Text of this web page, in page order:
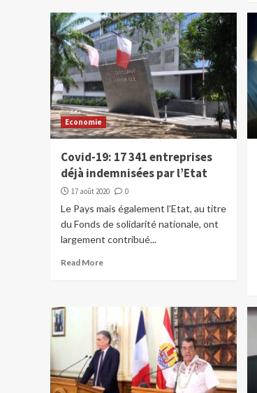
Economie
Covid-19: 17 341 entreprises
déjà indemnisées par l’Etat
17 août 2020 0
Le Pays mais également l’Etat, au titre
du Fonds de solidarité nationale, ont
largement contribué...
Read More